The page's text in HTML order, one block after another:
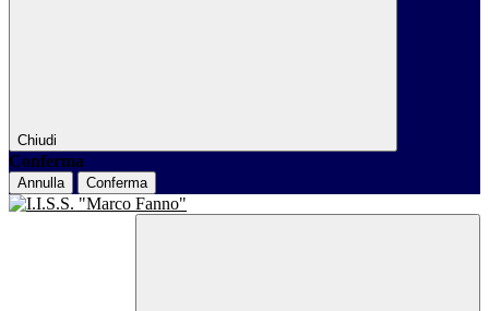
Chiudi
Conferma
Annulla Conferma